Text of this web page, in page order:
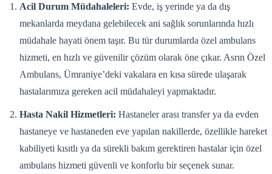
Acil Durum Müdahaleleri: Evde, iş yerinde ya da dış
mekanlarda meydana gelebilecek ani sağlık sorunlarında hızlı
müdahale hayati önem taşır. Bu tür durumlarda özel ambulans
hizmeti, en hızlı ve güvenilir çözüm olarak öne çıkar. Asrın Özel
Ambulans, Ümraniye’deki vakalara en kısa sürede ulaşarak
hastalarımıza gereken acil müdahaleyi yapmaktadır.
Hasta Nakil Hizmetleri: Hastaneler arası transfer ya da evden
hastaneye ve hastaneden eve yapılan nakillerde, özellikle hareket
kabiliyeti kısıtlı ya da sürekli bakım gerektiren hastalar için özel
ambulans hizmeti güvenli ve konforlu bir seçenek sunar.